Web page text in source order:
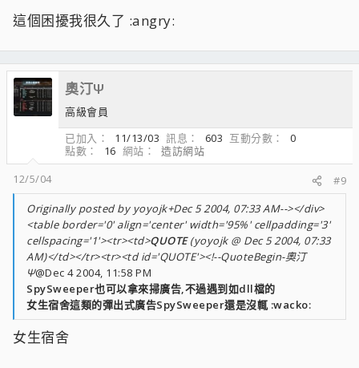
這個困擾我很久了 :angry:
奧汀Ψ
高級會員
已加入
11/13/03 訊息 603 互動分數
0
點數
16 網站
造訪網站
12/5/04
#9
Originally posted by yoyojk+Dec 5 2004, 07:33 AM--></div>
<table border='0' align='center' width='95%' cellpadding='3'
cellspacing='1'><tr><td>QUOTE(yoyojk @ Dec 5 2004, 07:33
AM)</td></tr><tr><td id='QUOTE'><!--QuoteBegin-奧汀
Ψ@Dec 4 2004, 11:58 PM
SpySweeper也可以拿來掃廣告,不過遇到如dll檔的
女生宿舍這類的彈出式廣告SpySweeper還是沒輒 :wacko:
女生宿舍